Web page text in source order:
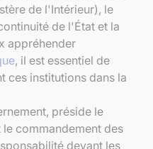
de l'Intérieur), le
de l'État et la
appréhender
, il est essentiel de
ces institutions dans la
préside le
commandement des
devant les